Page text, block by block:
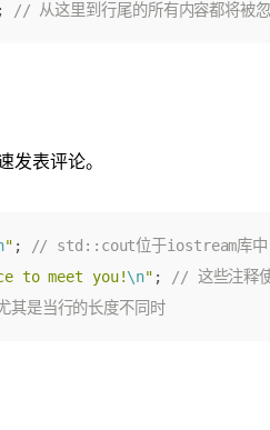
;
发表评论。
" ;
to meet you!\n" ;
// 尤其是当行的长度不同时